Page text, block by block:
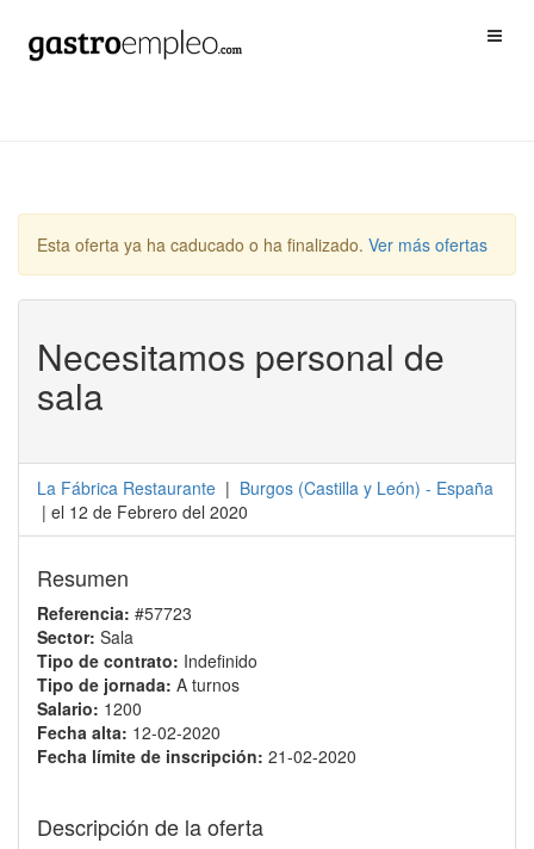
Esta oferta ya ha caducado o ha finalizado. Ver más ofertas
Necesitamos personal de
sala
La Fábrica Restaurante | Burgos (Castilla y León) - España
| el 12 de Febrero del 2020
Resumen
Referencia: #57723
Sector: Sala
Tipo de contrato: Indefinido
Tipo de jornada: A turnos
Salario: 1200
Fecha alta: 12-02-2020
Fecha límite de inscripción: 21-02-2020
Descripción de la oferta